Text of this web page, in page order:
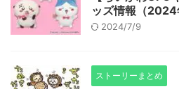
ッズ情報（2024
2024/7/9
ストーリーまとめ